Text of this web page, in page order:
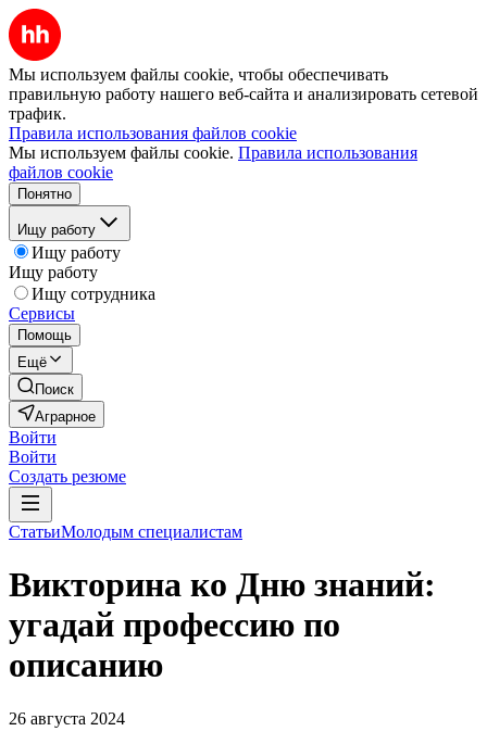
Мы используем файлы cookie, чтобы обеспечивать
правильную работу нашего веб-сайта и анализировать сетевой
трафик.
Правила использования файлов cookie
Мы используем файлы cookie. Правила использования
файлов cookie
Понятно
Ищу работу
Ищу работу
Ищу работу
Ищу сотрудника
Сервисы
Помощь
Ещё
Поиск
Аграрное
Войти
Войти
Создать резюме
СтатьиМолодым специалистам
Викторина ко Дню знаний:
угадай профессию по
описанию
26 августа 2024